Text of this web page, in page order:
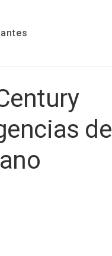
de